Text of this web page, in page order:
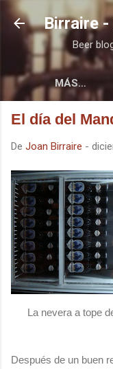
Ir
Birraire -
Beer
MÁS…
El día del
De Joan Birraire -
La nevera a tope
Después de un buen